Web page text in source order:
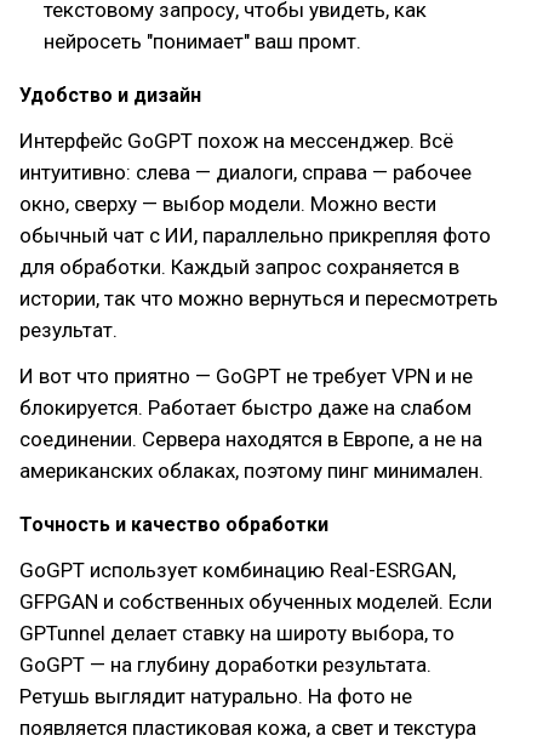
текстовому запросу, чтобы увидеть, как
нейросеть "понимает" ваш промт.
Удобство и дизайн
Интерфейс GoGPT похож на мессенджер. Всё
интуитивно: слева — диалоги, справа — рабочее
окно, сверху — выбор модели. Можно вести
обычный чат с ИИ, параллельно прикрепляя фото
для обработки. Каждый запрос сохраняется в
истории, так что можно вернуться и пересмотреть
результат.
И вот что приятно — GoGPT не требует VPN и не
блокируется. Работает быстро даже на слабом
соединении. Сервера находятся в Европе, а не на
американских облаках, поэтому пинг минимален.
Точность и качество обработки
GoGPT использует комбинацию Real-ESRGAN,
GFPGAN и собственных обученных моделей. Если
GPTunnel делает ставку на широту выбора, то
GoGPT — на глубину доработки результата.
Ретушь выглядит натурально. На фото не
появляется пластиковая кожа, а свет и текстура